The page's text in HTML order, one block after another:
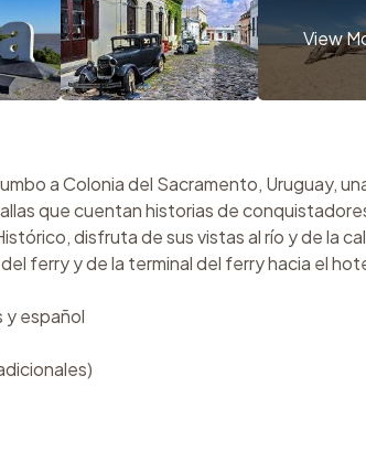
a Colonia del Sacramento, Uruguay,
que cuentan historias de
disfruta de sus vistas al río y de la
ferry y de la terminal del ferry hacia el
y español